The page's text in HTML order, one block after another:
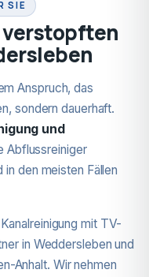
SIE
Anspruch, das
sondern dauerhaft.
und
in den meisten Fällen
mit TV-
in Weddersleben und
Anhalt. Wir nehmen